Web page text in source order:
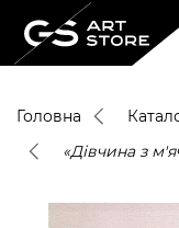
Головна
«Дівчина з